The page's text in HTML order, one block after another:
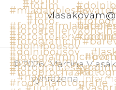
©2026.Martina
vyhrazena.